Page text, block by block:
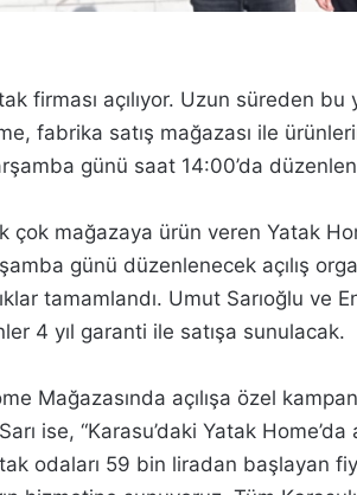
firması açılıyor. Uzun süreden
fabrika satış mağazası ile
günü saat 14:00’da
çok mağazaya ürün veren Yatak
günü düzenlenecek açılış
tamamlandı. Umut Sarıoğlu ve
4 yıl garanti ile satışa sunulacak.
Mağazasında açılışa özel
ise, “Karasu’daki Yatak Home’da
odaları 59 bin liradan başlayan